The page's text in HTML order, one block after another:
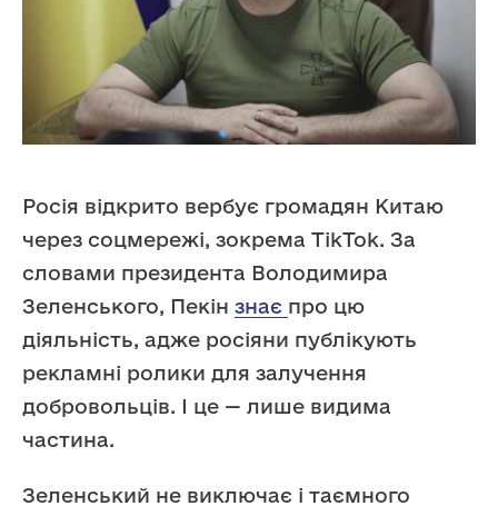
Росія відкрито вербує громадян Китаю
через соцмережі, зокрема TikTok. За
словами президента Володимира
Зеленського, Пекін знає про цю
діяльність, адже росіяни публікують
рекламні ролики для залучення
добровольців. І це — лише видима
частина.
Зеленський не виключає і таємного